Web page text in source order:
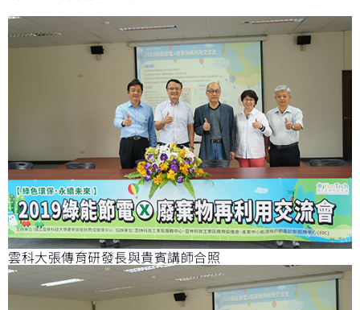
雲科大張傳育研發長與貴賓講師合照